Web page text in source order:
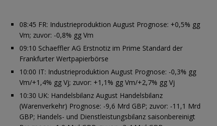
08:45 FR: Industrieproduktion August Prognose: +0,5% gg
Vm; zuvor: -0,8% gg Vm
09:10 Schaeffler AG Erstnotiz im Prime Standard der
Frankfurter Wertpapierbörse
10:00 IT: Industrieproduktion August Prognose: -0,3% gg
Vm/+1,4% gg Vj; zuvor: +1,1% gg Vm/+2,7% gg Vj
10:30 UK: Handelsbilanz August Handelsbilanz
(Warenverkehr) Prognose: -9,6 Mrd GBP; zuvor: -11,1 Mrd
GBP; Handels- und Dienstleistungsbilanz saisonbereinigt